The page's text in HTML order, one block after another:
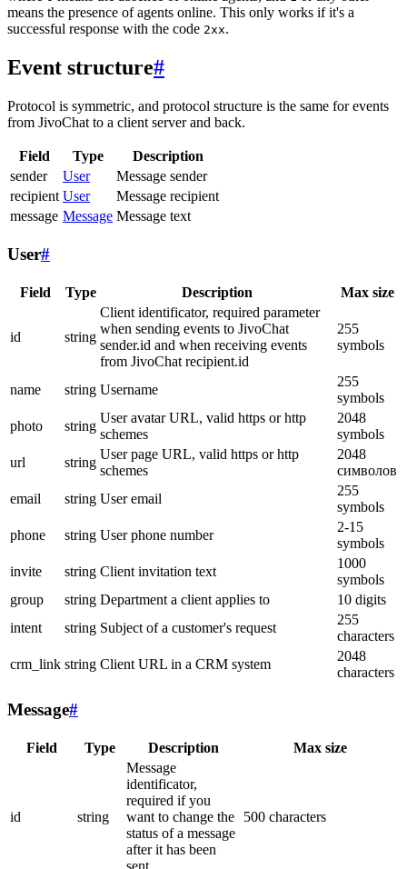
means the presence of agents online. This only works if it's a
successful response with the code 2xx.
Event structure#
Protocol is symmetric, and protocol structure is the same for events
from JivoChat to a client server and back.
Field Type
Description
sender
User
Message sender
recipient User
Message recipient
message Message Message text
User#
Field Type Description Max size
id string
Client identificator, required parameter
when sending events to JivoChat
sender.id and when receiving events
from JivoChat recipient.id
255
symbols
name string Username
255
symbols
photo
string
User avatar URL, valid https or http
schemes
2048
symbols
url
string
User page URL, valid https or http
schemes
2048
символов
email
string User email
255
symbols
phone
string User phone number
2-15
symbols
invite
string Client invitation text
1000
symbols
group
string Department a client applies to
10 digits
intent
string Subject of a customer's request
255
characters
crm_link string Client URL in a CRM system
2048
characters
Message#
Field Type Description Max size
id string
Message
identificator,
required if you
want to change the
status of a message
after it has been
sent
500 characters